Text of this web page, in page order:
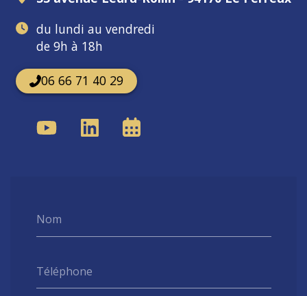
Nom
Téléphone
du lundi au vendredi
de 9h à 18h
06 66 71 40 29